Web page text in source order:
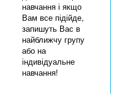
навчання і якщо
Вам все підійде,
запишуть Вас в
найближчу групу
або на
індивідуальне
навчання!